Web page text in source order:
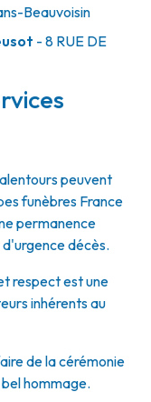
Beauvoisin
- 8 RUE DE
peuvent
funèbres France
permanence
décès.
respect est une
inhérents au
de la cérémonie
hommage.